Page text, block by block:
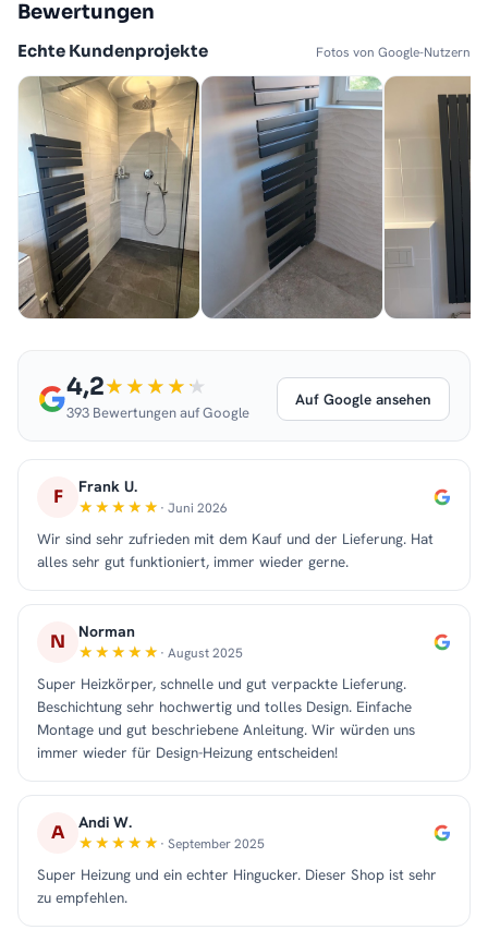
Bewertungen
Echte Kundenprojekte Fotos von Google-Nutzern
4,2
393 Bewertungen auf Google
Auf Google ansehen
F Frank U.
· Juni 2026
Wir sind sehr zufrieden mit dem Kauf und der Lieferung. Hat
alles sehr gut funktioniert, immer wieder gerne.
N Norman
· August 2025
Super Heizkörper, schnelle und gut verpackte Lieferung.
Beschichtung sehr hochwertig und tolles Design. Einfache
Montage und gut beschriebene Anleitung. Wir würden uns
immer wieder für Design-Heizung entscheiden!
A Andi W.
· September 2025
Super Heizung und ein echter Hingucker. Dieser Shop ist sehr
zu empfehlen.